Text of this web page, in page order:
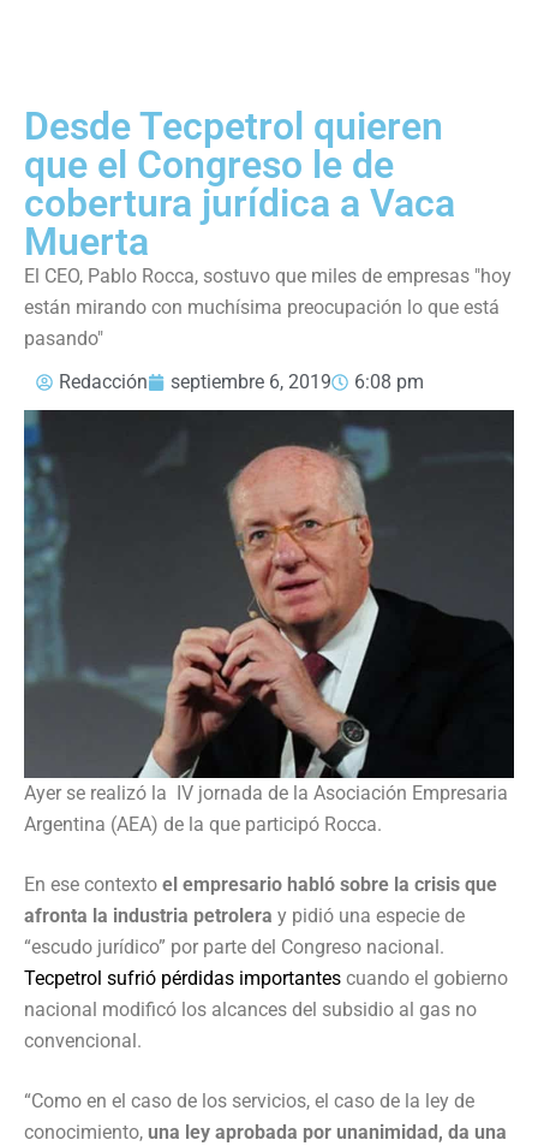
Desde Tecpetrol quieren
que el Congreso le de
cobertura jurídica a Vaca
Muerta
El CEO, Pablo Rocca, sostuvo que miles de empresas "hoy
están mirando con muchísima preocupación lo que está
pasando"
Redacción
septiembre 6, 2019 6:08 pm
Ayer se realizó la IV jornada de la Asociación Empresaria
Argentina (AEA) de la que participó Rocca.
En ese contexto el empresario habló sobre la crisis que
afronta la industria petrolera y pidió una especie de
“escudo jurídico” por parte del Congreso nacional.
Tecpetrol sufrió pérdidas importantes cuando el gobierno
nacional modificó los alcances del subsidio al gas no
convencional.
“Como en el caso de los servicios, el caso de la ley de
conocimiento, una ley aprobada por unanimidad, da una